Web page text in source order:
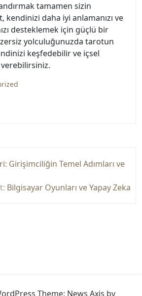
tamamen sizin
kendinizi daha iyi anlamanızı ve
desteklemek için güçlü bir
yolculuğunuzda tarotun
keşfedebilir ve içsel
verebilirsiniz.
Girişimciliğin Temel Adımları ve
Bilgisayar Oyunları ve Yapay Zeka
Theme: News Axis by